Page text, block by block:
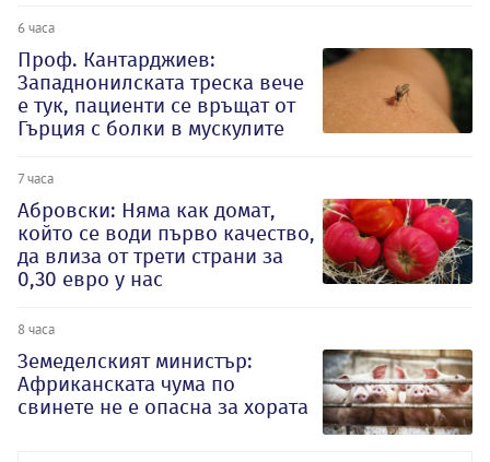
6 часа
Проф. Кантарджиев:
Западнонилската треска вече
е тук, пациенти се връщат от
Гърция с болки в мускулите
7 часа
Абровски: Няма как домат,
който се води първо качество,
да влиза от трети страни за
0,30 евро у нас
8 часа
Земеделският министър:
Африканската чума по
свинете не е опасна за хората